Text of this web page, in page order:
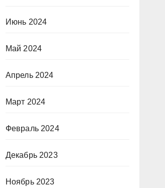
Июнь 2024
Май 2024
Апрель 2024
Март 2024
Февраль 2024
Декабрь 2023
Ноябрь 2023